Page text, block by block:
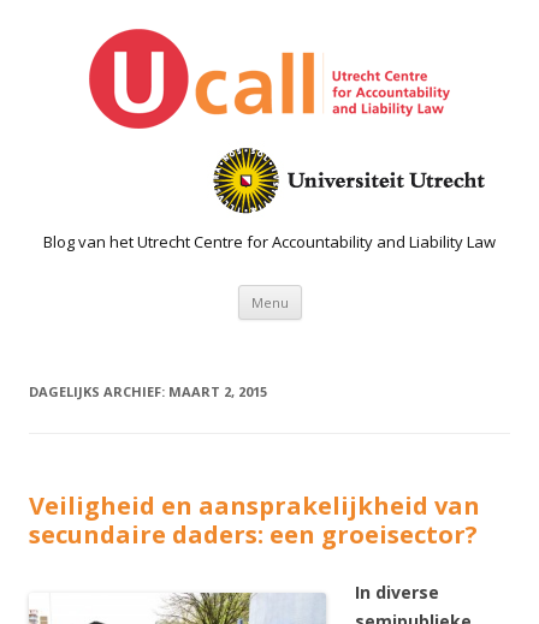
Blog van het Utrecht Centre for Accountability and Liability Law
Menu Spring naar de inhoud
DAGELIJKS ARCHIEF: MAART 2, 2015
Veiligheid en aansprakelijkheid van
secundaire daders: een groeisector?
In diverse